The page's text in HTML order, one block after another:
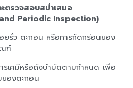
ตรวจสอบสม่ำเสมอ
Periodic Inspection)
ยรั่ว ตะกอน หรือการกัดกร่อนของ
ฑ์
รเคมีหรือถังบำบัดตามกำหนด เพื่อ
องตะกอน